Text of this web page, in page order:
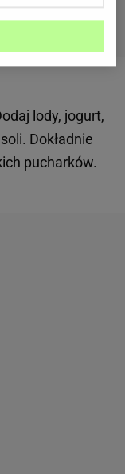
lody, jogurt,
Dokładnie
pucharków.